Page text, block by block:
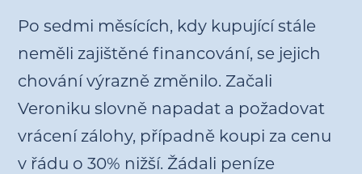
Po sedmi měsících, kdy kupující stále
neměli zajištěné financování, se jejich
chování výrazně změnilo. Začali
Veroniku slovně napadat a požadovat
vrácení zálohy, případně koupi za cenu
v řádu o 30% nižší. Žádali peníze